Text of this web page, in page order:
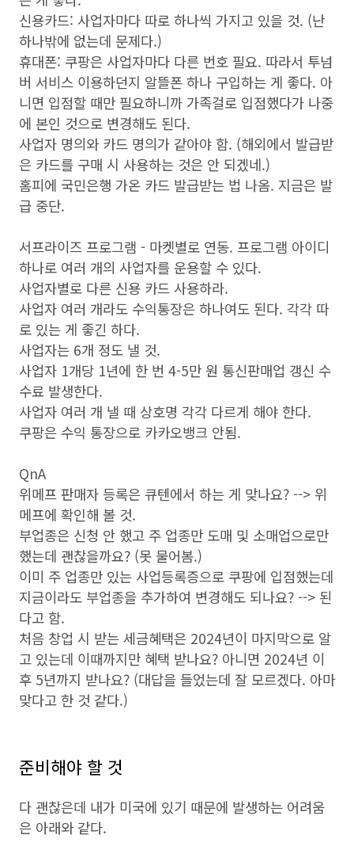
신용카드: 사업자마다 따로 하나씩 가지고 있을 것. (난
하나밖에 없는데 문제다.)
휴대폰: 쿠팡은 사업자마다 다른 번호 필요. 따라서 투넘
버 서비스 이용하던지 알뜰폰 하나 구입하는 게 좋다. 아
니면 입점할 때만 필요하니까 가족걸로 입점했다가 나중
에 본인 것으로 변경해도 된다.
사업자 명의와 카드 명의가 같아야 함. (해외에서 발급받
은 카드를 구매 시 사용하는 것은 안 되겠네.)
홈피에 국민은행 가온 카드 발급받는 법 나옴. 지금은 발
급 중단.
서프라이즈 프로그램 - 마켓별로 연동. 프로그램 아이디
하나로 여러 개의 사업자를 운용할 수 있다.
사업자별로 다른 신용 카드 사용하라.
사업자 여러 개라도 수익통장은 하나여도 된다. 각각 따
로 있는 게 좋긴 하다.
사업자는 6개 정도 낼 것.
사업자 1개당 1년에 한 번 4-5만 원 통신판매업 갱신 수
수료 발생한다.
사업자 여러 개 낼 때 상호명 각각 다르게 해야 한다.
쿠팡은 수익 통장으로 카카오뱅크 안됨.
QnA
위메프 판매자 등록은 큐텐에서 하는 게 맞나요? --> 위
메프에 확인해 볼 것.
부업종은 신청 안 했고 주 업종만 도매 및 소매업으로만
했는데 괜찮을까요? (못 물어봄.)
이미 주 업종만 있는 사업등록증으로 쿠팡에 입점했는데
지금이라도 부업종을 추가하여 변경해도 되나요? --> 된
다고 함.
처음 창업 시 받는 세금혜택은 2024년이 마지막으로 알
고 있는데 이때까지만 혜택 받나요? 아니면 2024년 이
후 5년까지 받나요? (대답을 들었는데 잘 모르겠다. 아마
맞다고 한 것 같다.)
준비해야 할 것
다 괜찮은데 내가 미국에 있기 때문에 발생하는 어려움
은 아래와 같다.